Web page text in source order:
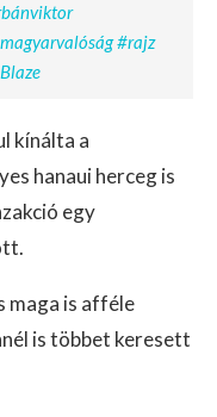
#rajz
kínálta a
hanaui herceg is
egy
maga is afféle
is többet keresett